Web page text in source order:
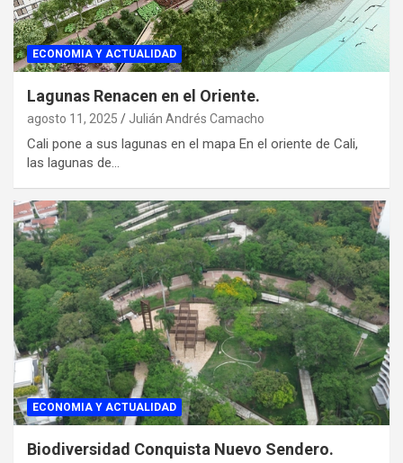
ECONOMIA Y ACTUALIDAD
Lagunas Renacen en el Oriente.
agosto 11, 2025 Julián Andrés Camacho
Cali pone a sus lagunas en el mapa En el oriente de Cali,
las lagunas de…
ECONOMIA Y ACTUALIDAD
Biodiversidad Conquista Nuevo Sendero.